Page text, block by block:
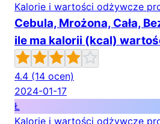
Kalorie i wartości odżywcze
Cebula, Mrożona, Cała,
ile ma kalorii (kcal)
4.4 (14 ocen)
2024-01-17
Ł
Kalorie i wartości odżywcze